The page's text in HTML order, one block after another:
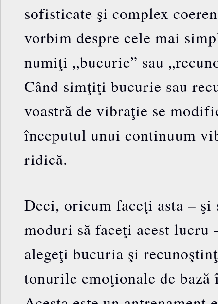
sofisticate şi complex
vorbim despre cele mai
numiţi „bucurie” sau
Când simţiţi bucurie sau
voastră de vibraţie se
începutul unui continuum
ridică.
Deci, oricum faceţi asta – şi
moduri să faceţi acest lucru
alegeţi bucuria şi
tonurile emoţionale de bază